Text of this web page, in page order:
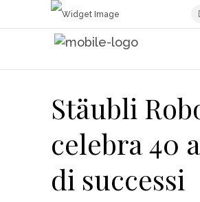
Stäubli
celebra 40
di successi